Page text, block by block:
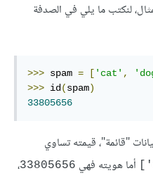
لنكتب ما يلي في الصدفة
>>> spam = [ 'cat' ,
>>> id (spam)
33805656
"قائمة"، قيمته تساوي
أما هويته فهي 33805656،